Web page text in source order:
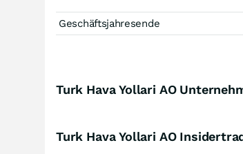
Geschäftsjahresende
Turk Hava Yollari AO
Turk Hava Yollari AO